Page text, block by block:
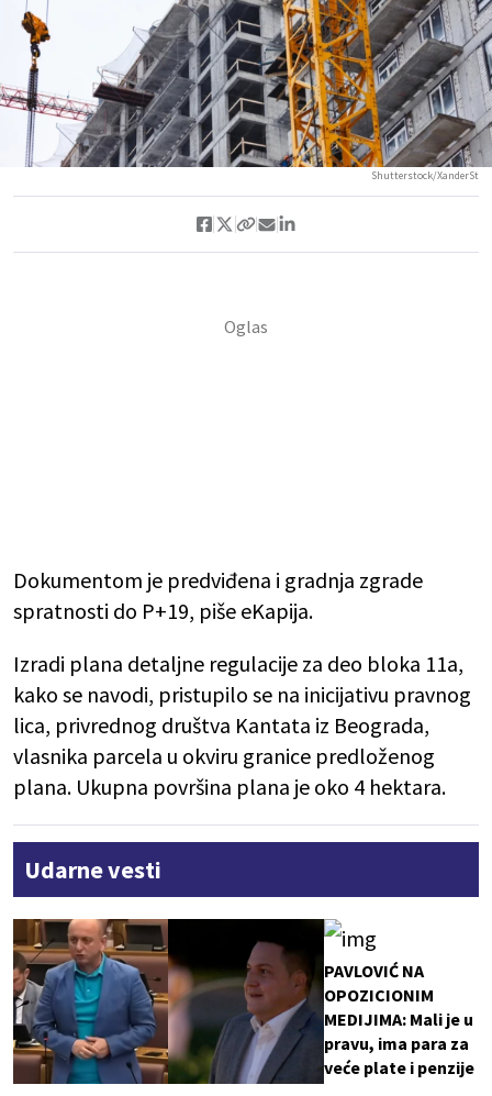
Shutterstock/XanderSt
Dokumentom je predviđena i gradnja zgrade
spratnosti do P+19, piše eKapija.
Izradi plana detaljne regulacije za deo bloka 11a,
kako se navodi, pristupilo se na inicijativu pravnog
lica, privrednog društva Kantata iz Beograda,
vlasnika parcela u okviru granice predloženog
plana. Ukupna površina plana je oko 4 hektara.
Udarne vesti
PAVLOVIĆ NA
OPOZICIONIM
MEDIJIMA: Mali je u
pravu, ima para za
veće plate i penzije